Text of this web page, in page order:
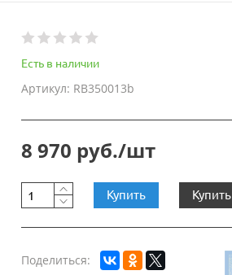
Есть в наличии
Артикул: RB350013b
8 970 руб./шт
Купить
Поделиться: